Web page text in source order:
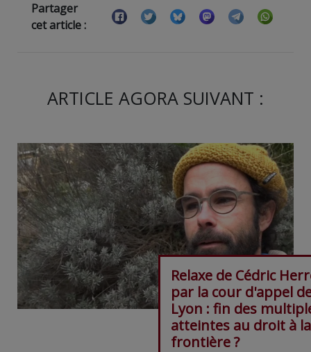
Partager
cet article :
ARTICLE AGORA SUIVANT :
Relaxe de Cédric
par la cour d'appel
Lyon : fin des
atteintes au droit à la
frontière ?